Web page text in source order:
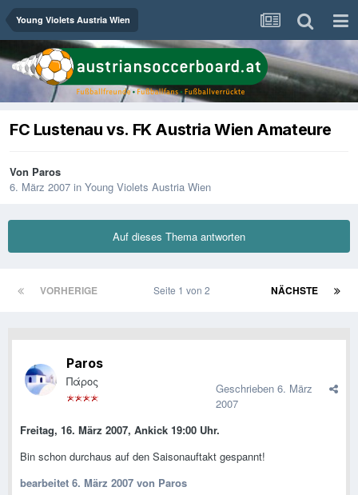
Young Violets Austria Wien
FC Lustenau vs. FK Austria Wien Amateure
Von Paros
6. März 2007 in Young Violets Austria Wien
Auf dieses Thema antworten
VORHERIGE NÄCHSTE
Seite 1 von 2
Paros
Πάρος Geschrieben 6. März
2007
Freitag, 16. März 2007, Ankick 19:00 Uhr.
Bin schon durchaus auf den Saisonauftakt gespannt!
bearbeitet 6. März 2007 von Paros